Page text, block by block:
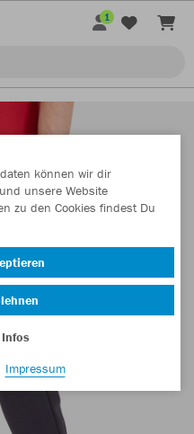
1
können wir dir
unsere Website
zu den Cookies findest Du
Impressum